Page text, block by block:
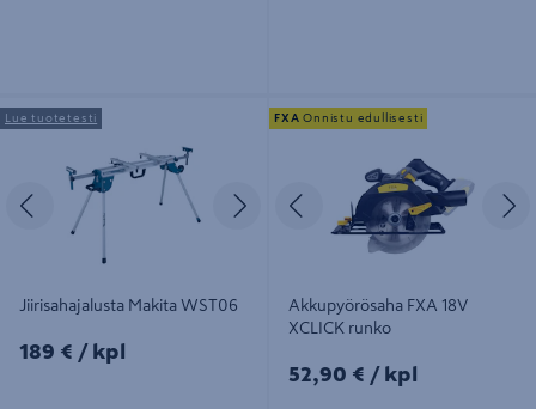
Jiirisahajalusta Makita WST06
Edellinen Seuraava
Jiirisahajalusta Makita WST06
189€/kpl
189 € / kpl
Lue tuotetesti
Akkupyörösaha FXA 18V XCLICK
runko
Edellinen
Akkupyörösaha FXA 18V
XCLICK runko
52,90€/kpl
52,90 € / kpl
FXA Onnistu edullisesti